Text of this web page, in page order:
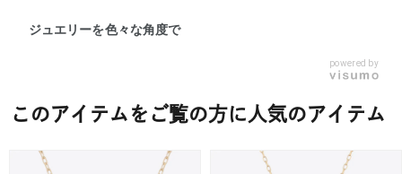
ジュエリーを色々な角度で
powered by
このアイテムをご覧の方に人気のアイテム